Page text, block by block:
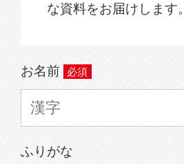
な資料をお届けします。
お名前
ふりがな